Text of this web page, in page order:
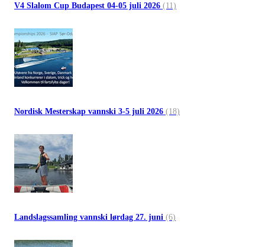
V4 Slalom Cup Budapest 04-05 juli 2026 (11)
Nordisk Mesterskap vannski 3-5 juli 2026 (18)
Landslagssamling vannski lørdag 27. juni (6)